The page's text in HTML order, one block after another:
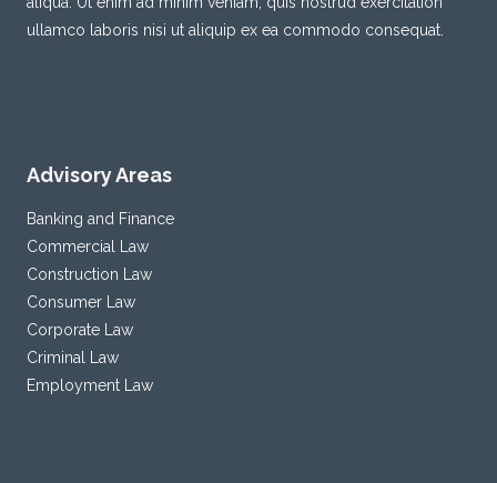
ullamco laboris nisi ut aliquip ex ea commodo consequat.
Advisory Areas
Banking and Finance
Commercial Law
Construction Law
Consumer Law
Corporate Law
Criminal Law
Employment Law